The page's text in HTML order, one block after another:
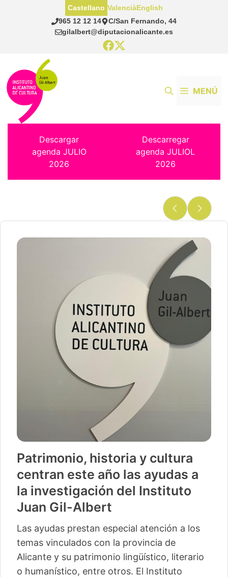
965 12 12 14
C/San Fernando, 44
gilalbert@diputacionalicante.es
Castellano ValenciàEnglish
MENÚ
Descargar
agenda JULIO
2026
Descarregar
agenda JULIOL
2026
Patrimonio, historia y cultura
centran este año las ayudas a
la investigación del Instituto
Juan Gil-Albert
Las ayudas prestan especial atención a los
temas vinculados con la provincia de
Alicante y su patrimonio lingüístico, literario
o humanístico, entre otros. El Instituto